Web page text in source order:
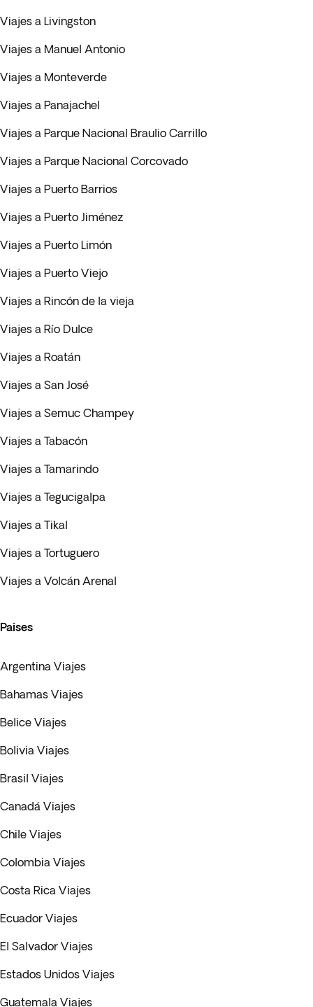
Viajes a Livingston
Viajes a Manuel Antonio
Viajes a Monteverde
Viajes a Panajachel
Viajes a Parque Nacional Braulio Carrillo
Viajes a Parque Nacional Corcovado
Viajes a Puerto Barrios
Viajes a Puerto Jiménez
Viajes a Puerto Limón
Viajes a Puerto Viejo
Viajes a Rincón de la vieja
Viajes a Río Dulce
Viajes a Roatán
Viajes a San José
Viajes a Semuc Champey
Viajes a Tabacón
Viajes a Tamarindo
Viajes a Tegucigalpa
Viajes a Tikal
Viajes a Tortuguero
Viajes a Volcán Arenal
Paises
Argentina Viajes
Bahamas Viajes
Belice Viajes
Bolivia Viajes
Brasil Viajes
Canadá Viajes
Chile Viajes
Colombia Viajes
Costa Rica Viajes
Ecuador Viajes
El Salvador Viajes
Estados Unidos Viajes
Guatemala Viajes